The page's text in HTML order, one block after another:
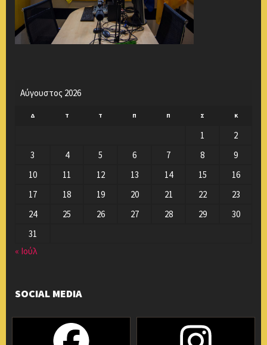
Αύγουστος 2026
Δ Τ Τ Π Π Σ Κ
1
2
3
4 5 6 7 8
9
10
11 12 13 14 15
16
17
18 19 20 21 22
23
24
25 26 27 28 29
30
31
« Ιούλ
SOCIAL MEDIA